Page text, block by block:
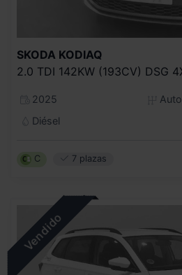
SKODA KODIAQ
2.0 TDI 142KW (193CV) DSG
2025
Diésel
C 7 plazas